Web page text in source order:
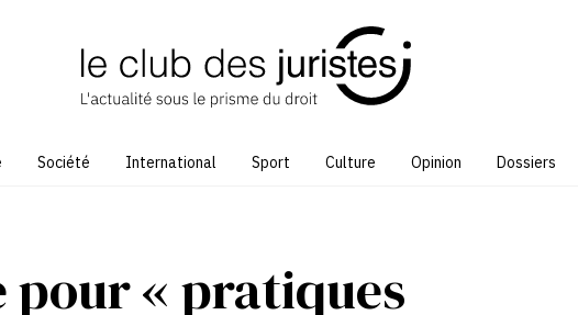
Société International Sport Culture Opinion Dossiers
pour « pratiques